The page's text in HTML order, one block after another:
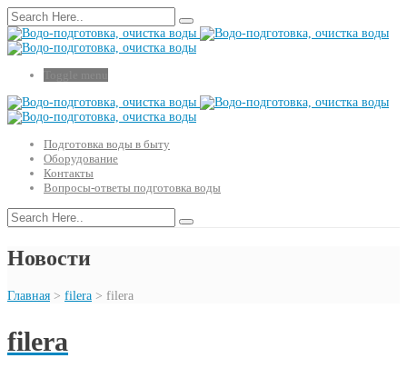
Подготовка воды в быту
Оборудование
Контакты
Вопросы-ответы подготовка воды
Новости
Главная > filera > filera
filera